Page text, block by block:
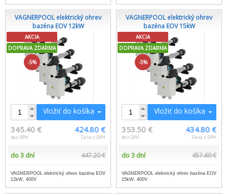
VAGNERPOOL elektrický ohrev
bazéna EOV 12kW
AKCIA
DOPRAVA ZDARMA
-5%
Vložiť do košíka
345.40 €
bez DPH
424.80 €
Cena s DPH
do 3 dní 447.20 €
VAGNERPOOL elektrický ohrev bazéna EOV
12kW, 400V
VAGNERPOOL elektrický ohrev
bazéna EOV 15kW
AKCIA
DOPRAVA ZDARMA
-5%
Vložiť do košíka
353.50 €
bez DPH
434.80 €
Cena s DPH
do 3 dní 457.60 €
VAGNERPOOL elektrický ohrev bazéna EOV
15kW, 400V